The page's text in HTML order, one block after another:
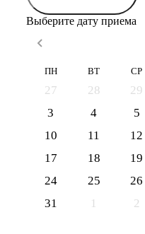
Выберите дату приема
ПН ВТ СР
27 28 29
3
4 5
10
11 12
17
18 19
24
25 26
31
1 2